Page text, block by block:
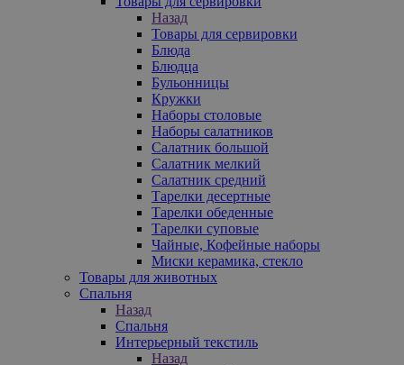
Назад
Товары для сервировки
Блюда
Блюдца
Бульонницы
Кружки
Наборы столовые
Наборы салатников
Салатник большой
Салатник мелкий
Салатник средний
Тарелки десертные
Тарелки обеденные
Тарелки суповые
Чайные, Кофейные наборы
Миски керамика, стекло
Товары для животных
Спальня
Назад
Спальня
Интерьерный текстиль
Назад